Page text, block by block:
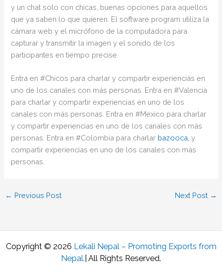
y un chat solo con chicas, buenas opciones para aquellos
que ya saben lo que quieren. El software program utiliza la
cámara web y el micrófono de la computadora para
capturar y transmitir la imagen y el sonido de los
participantes en tiempo precise.
Entra en #Chicos para charlar y compartir experiencias en
uno de los canales con más personas. Entra en #Valencia
para charlar y compartir experiencias en uno de los
canales con más personas. Entra en #Mexico para charlar
y compartir experiencias en uno de los canales con más
personas. Entra en #Colombia para charlar bazooca, y
compartir experiencias en uno de los canales con más
personas.
← Previous Post Next Post →
Copyright © 2026 Lekali Nepal – Promoting Exports from
Nepal. | All Rights Reserved.